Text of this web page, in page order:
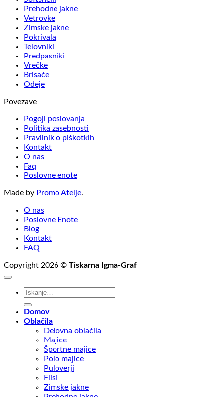
Prehodne jakne
Vetrovke
Zimske jakne
Pokrivala
Telovniki
Predpasniki
Vrečke
Brisače
Odeje
Povezave
Pogoji poslovanja
Politika zasebnosti
Pravilnik o piškotkih
Kontakt
O nas
Faq
Poslovne enote
Made by Promo Atelje.
O nas
Poslovne Enote
Blog
Kontakt
FAQ
Copyright 2026 © Tiskarna Igma-Graf
Išči:
Domov
Oblačila
Delovna oblačila
Majice
Športne majice
Polo majice
Puloverji
Flisi
Zimske jakne